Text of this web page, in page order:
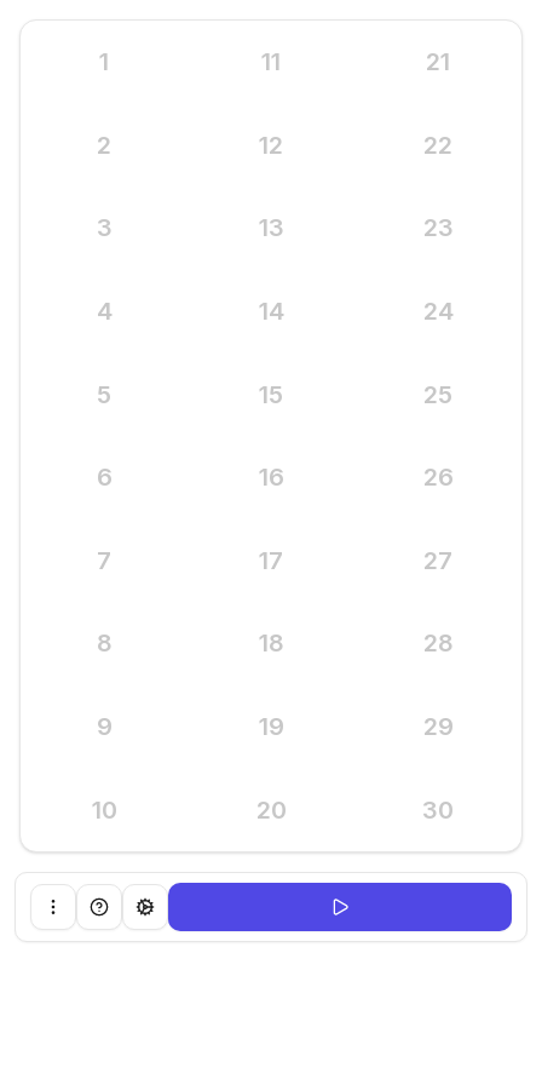
1
2
3
4
5
6
7
8
9
10
11
12
13
14
15
16
17
18
19
20
21
22
23
24
25
26
27
28
29
30